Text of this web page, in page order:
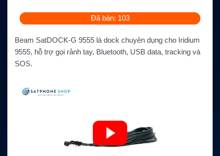
Đã bán: 103
Beam SatDOCK-G 9555 là dock chuyên dụng cho Iridium
9555, hỗ trợ gọi rảnh tay, Bluetooth, USB data, tracking và
SOS.